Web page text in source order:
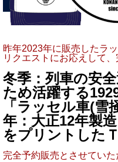
昨年2023年に販売したラ
リクエストにお応えして
冬季：列車の安
ため活躍する
「ラッセル車(雪
年：大正12年製
をプリントした
完全予約販売とさせていた